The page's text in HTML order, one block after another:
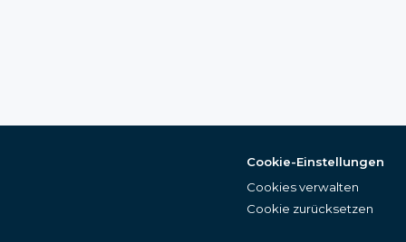
Cookie-Einstellungen
Cookies verwalten
Cookie zurücksetzen